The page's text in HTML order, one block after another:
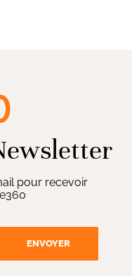
pour recevoir
ENVOYER